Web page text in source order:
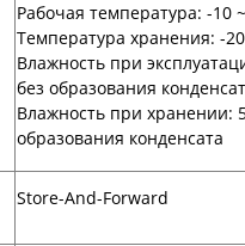
Рабочая температура: -10
Температура хранения: -20
Влажность при
без образования
Влажность при хранении:
образования конденсата
Store-And-Forward